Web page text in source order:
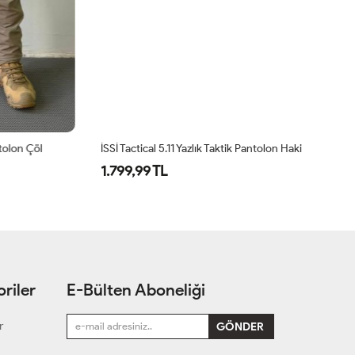
Çöl İSSİ Tactical 5.11 Yazlık Taktik Pantolon Haki
1.799,99 TL
E-Bülten Aboneliği